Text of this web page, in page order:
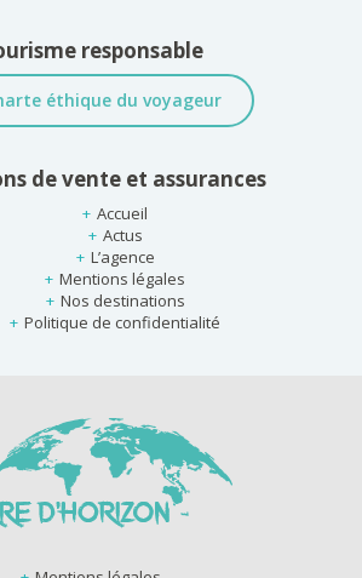
responsable
éthique du voyageur
de vente et assurances
Accueil
Actus
L’agence
Mentions légales
Nos destinations
Politique de confidentialité